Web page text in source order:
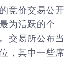
竞价交易公开
为活跃的个
交易所公布当
，其中一些席